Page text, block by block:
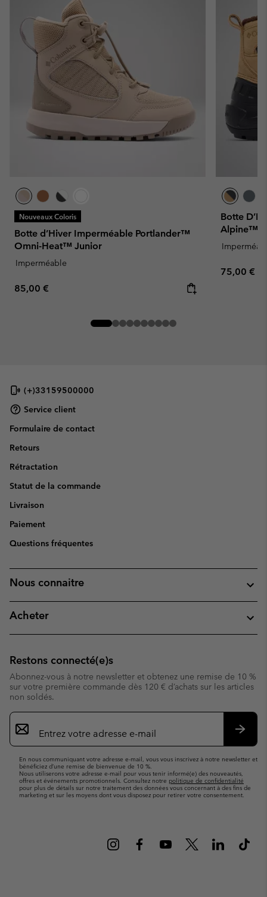
Nouveaux Coloris
Botte d’Hiver Imperméable Portlander™
Omni-Heat™ Junior
Imperméable
Regular price:
85,00 €
Botte
Alpine™
Regular
75,00 €
(+)33159500000
Service client
Formulaire de contact
Retours
Rétractation
Statut de la commande
Livraison
Paiement
Questions fréquentes
Nous connaitre
Acheter
Restons connecté(e)s
Abonnez-vous à notre newsletter et obtenez une remise de 10 %
sur votre première commande dès 120 € d’achats sur les articles
non soldés.
Inscription
par
e-
En nous communiquant votre adresse e-mail, vous vous inscrivez à notre newsletter et
bénéficiez d’une remise de bienvenue de 10 %.
Nous utiliserons votre adresse e-mail pour vous tenir informé(e) des nouveautés,
offres et événements promotionnels. Consultez notre politique de confidentialité
pour plus de détails sur notre traitement des données vous concernant à des fins de
marketing et sur les moyens dont vous disposez pour retirer votre consentement.